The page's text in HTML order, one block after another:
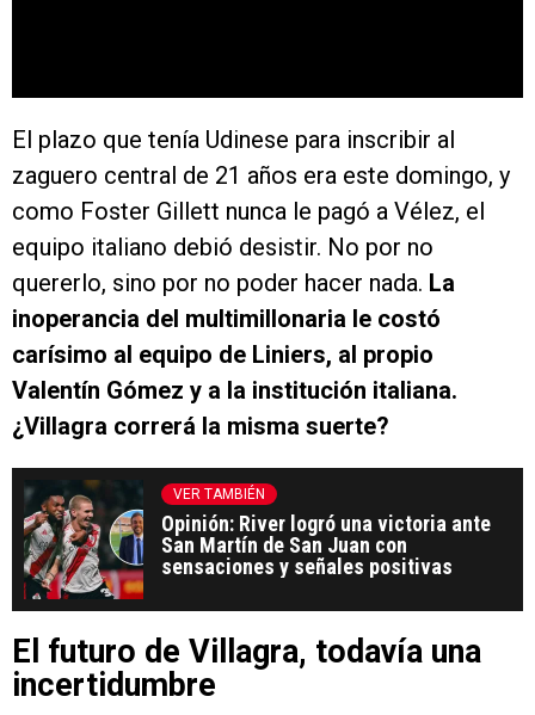
El plazo que tenía Udinese para inscribir al
zaguero central de 21 años era este domingo, y
como Foster Gillett nunca le pagó a Vélez, el
equipo italiano debió desistir. No por no
quererlo, sino por no poder hacer nada. La
inoperancia del multimillonaria le costó
carísimo al equipo de Liniers, al propio
Valentín Gómez y a la institución italiana.
¿Villagra correrá la misma suerte?
VER TAMBIÉN
Opinión: River logró una victoria ante
San Martín de San Juan con
sensaciones y señales positivas
El futuro de Villagra, todavía una
incertidumbre